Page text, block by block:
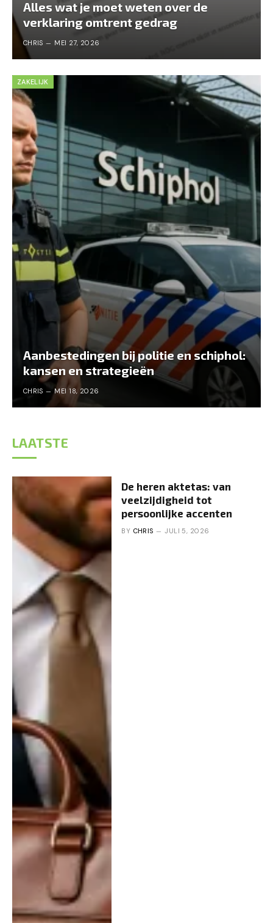
Alles wat je moet weten over de
verklaring omtrent gedrag
CHRIS MEI 27, 2026
ZAKELIJK
Aanbestedingen bij politie en schiphol:
kansen en strategieën
CHRIS MEI 18, 2026
LAATSTE
De heren aktetas: van
veelzijdigheid tot
persoonlijke accenten
BY CHRIS JULI 5, 2026